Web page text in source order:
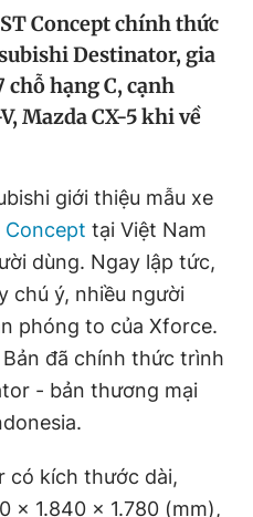
Magazine
Bạn cần biết
Liên hệ quảng cáo
thoại
Concept chính thức
Destinator, gia
chỗ hạng C, cạnh
Mazda CX-5 khi về
giới thiệu mẫu xe
Concept tại Việt Nam
dùng. Ngay lập tức,
chú ý, nhiều người
phóng to của Xforce.
Bản đã chính thức trình
- bản thương mại
có kích thước dài,
x 1.840 x 1.780 (mm),